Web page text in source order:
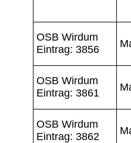
OSB Wirdum
Eintrag: 3856
OSB Wirdum
Eintrag: 3861
OSB Wirdum
Eintrag: 3862